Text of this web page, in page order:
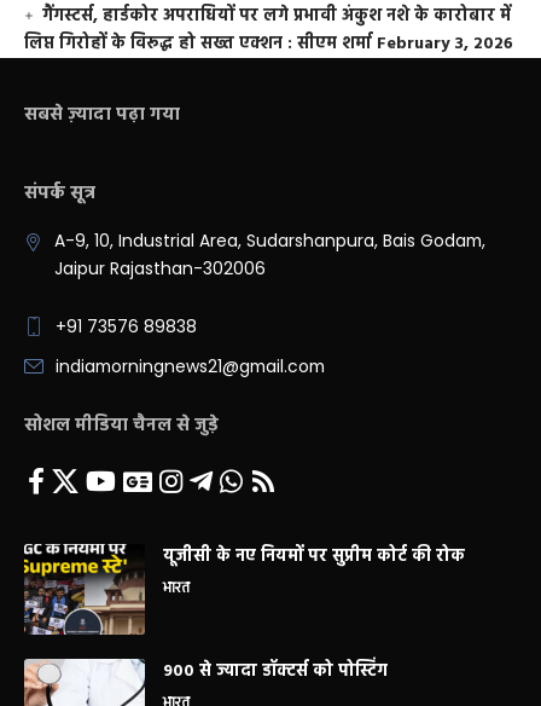
गैंगस्टर्स, हार्डकोर अपराधियों पर लगे प्रभावी अंकुश नशे के कारोबार में
लिप्त गिरोहों के विरूद्ध हो सख्त एक्शन : सीएम शर्मा February 3, 2026
सबसे ज़्यादा पढ़ा गया
संपर्क सूत्र
A-9, 10, Industrial Area, Sudarshanpura, Bais Godam,
Jaipur Rajasthan-302006
+91 73576 89838
indiamorningnews21@gmail.com
सोशल मीडिया चैनल से जुड़े
यूजीसी के नए नियमों पर सुप्रीम कोर्ट की रोक
भारत
900 से ज्यादा डॉक्टर्स को पोस्टिंग